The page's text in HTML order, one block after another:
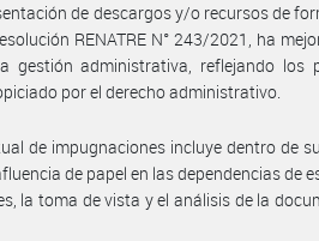
de descargos y/o recursos de
RENATRE N° 243/2021, ha
gestión administrativa, reflejando los
por el derecho administrativo.
de impugnaciones incluye dentro de
de papel en las dependencias de
la toma de vista y el análisis de la